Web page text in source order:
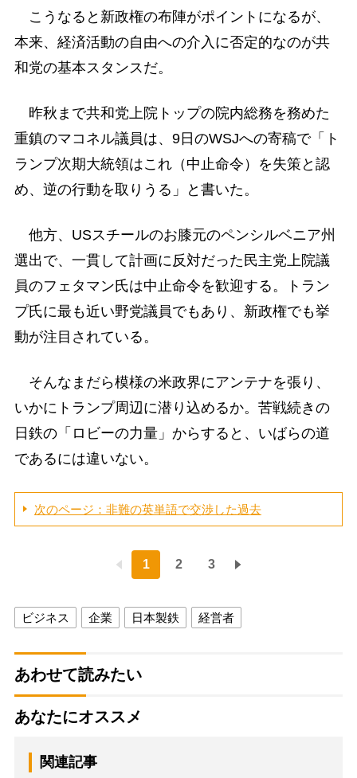
こうなると新政権の布陣がポイントになるが、
本来、経済活動の自由への介入に否定的なのが共
和党の基本スタンスだ。
昨秋まで共和党上院トップの院内総務を務めた
重鎮のマコネル議員は、9日のWSJへの寄稿で「ト
ランプ次期大統領はこれ（中止命令）を失策と認
め、逆の行動を取りうる」と書いた。
他方、USスチールのお膝元のペンシルベニア州
選出で、一貫して計画に反対だった民主党上院議
員のフェタマン氏は中止命令を歓迎する。トラン
プ氏に最も近い野党議員でもあり、新政権でも挙
動が注目されている。
そんなまだら模様の米政界にアンテナを張り、
いかにトランプ周辺に潜り込めるか。苦戦続きの
日鉄の「ロビーの力量」からすると、いばらの道
であるには違いない。
次のページ：非難の英単語で交渉した過去
1 2 3
ビジネス 企業 日本製鉄 経営者
あわせて読みたい
あなたにオススメ
関連記事